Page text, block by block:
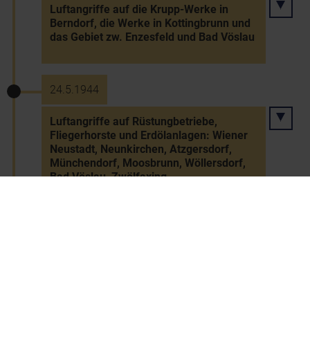
Luftangriffe auf die Krupp-Werke in
Berndorf, die Werke in Kottingbrunn und
das Gebiet zw. Enzesfeld und Bad Vöslau
24.5.1944
Luftangriffe auf Rüstungbetriebe,
Fliegerhorste und Erdölanlagen: Wiener
Neustadt, Neunkirchen, Atzgersdorf,
Münchendorf, Moosbrunn, Wöllersdorf,
Bad Vöslau, Zwölfaxing